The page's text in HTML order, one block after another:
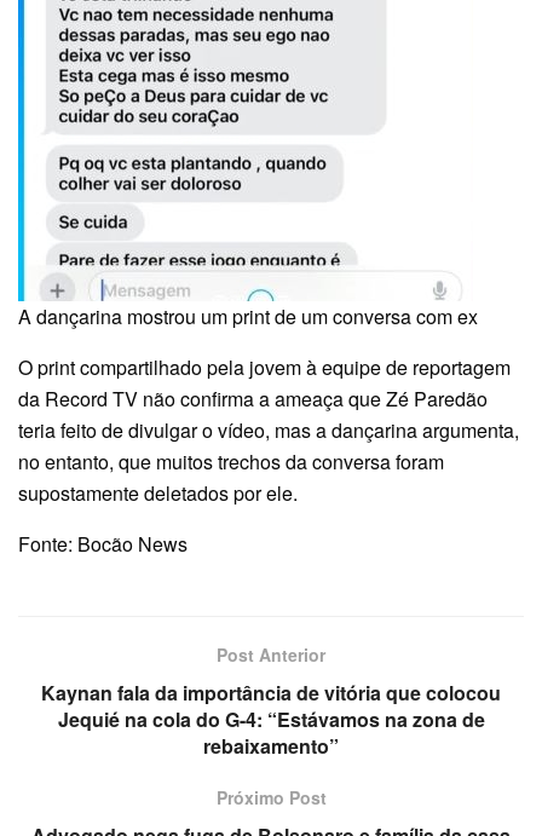
A dançarina mostrou um print de um conversa com ex
O print compartilhado pela jovem à equipe de reportagem
da Record TV não confirma a ameaça que Zé Paredão
teria feito de divulgar o vídeo, mas a dançarina argumenta,
no entanto, que muitos trechos da conversa foram
supostamente deletados por ele.
Fonte: Bocão News
Post Anterior
Kaynan fala da importância de vitória que colocou
Jequié na cola do G-4: “Estávamos na zona de
rebaixamento”
Próximo Post